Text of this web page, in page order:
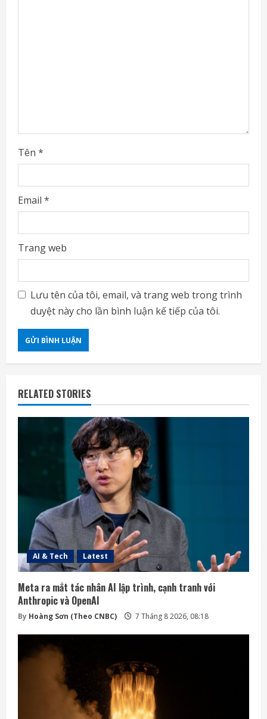
Tên *
Email *
Trang web
Lưu tên của tôi, email, và trang web trong trình
duyệt này cho lần bình luận kế tiếp của tôi.
RELATED STORIES
AI & Tech Latest
Meta ra mắt tác nhân AI lập trình, cạnh tranh với
Anthropic và OpenAI
By Hoàng Sơn (Theo CNBC) 7 Tháng 8 2026, 08:18